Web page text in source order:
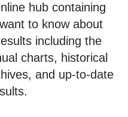
hub containing
to know about
including the
charts, historical
and up-to-date